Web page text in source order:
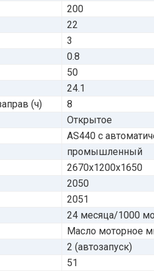
200
22
3
0.8
50
24.1
(ч)
8
Открытое
AS440 с
промышленный
2670x1200x1650
2050
2051
24 месяца/1000
Масло моторное
2 (автозапуск)
51